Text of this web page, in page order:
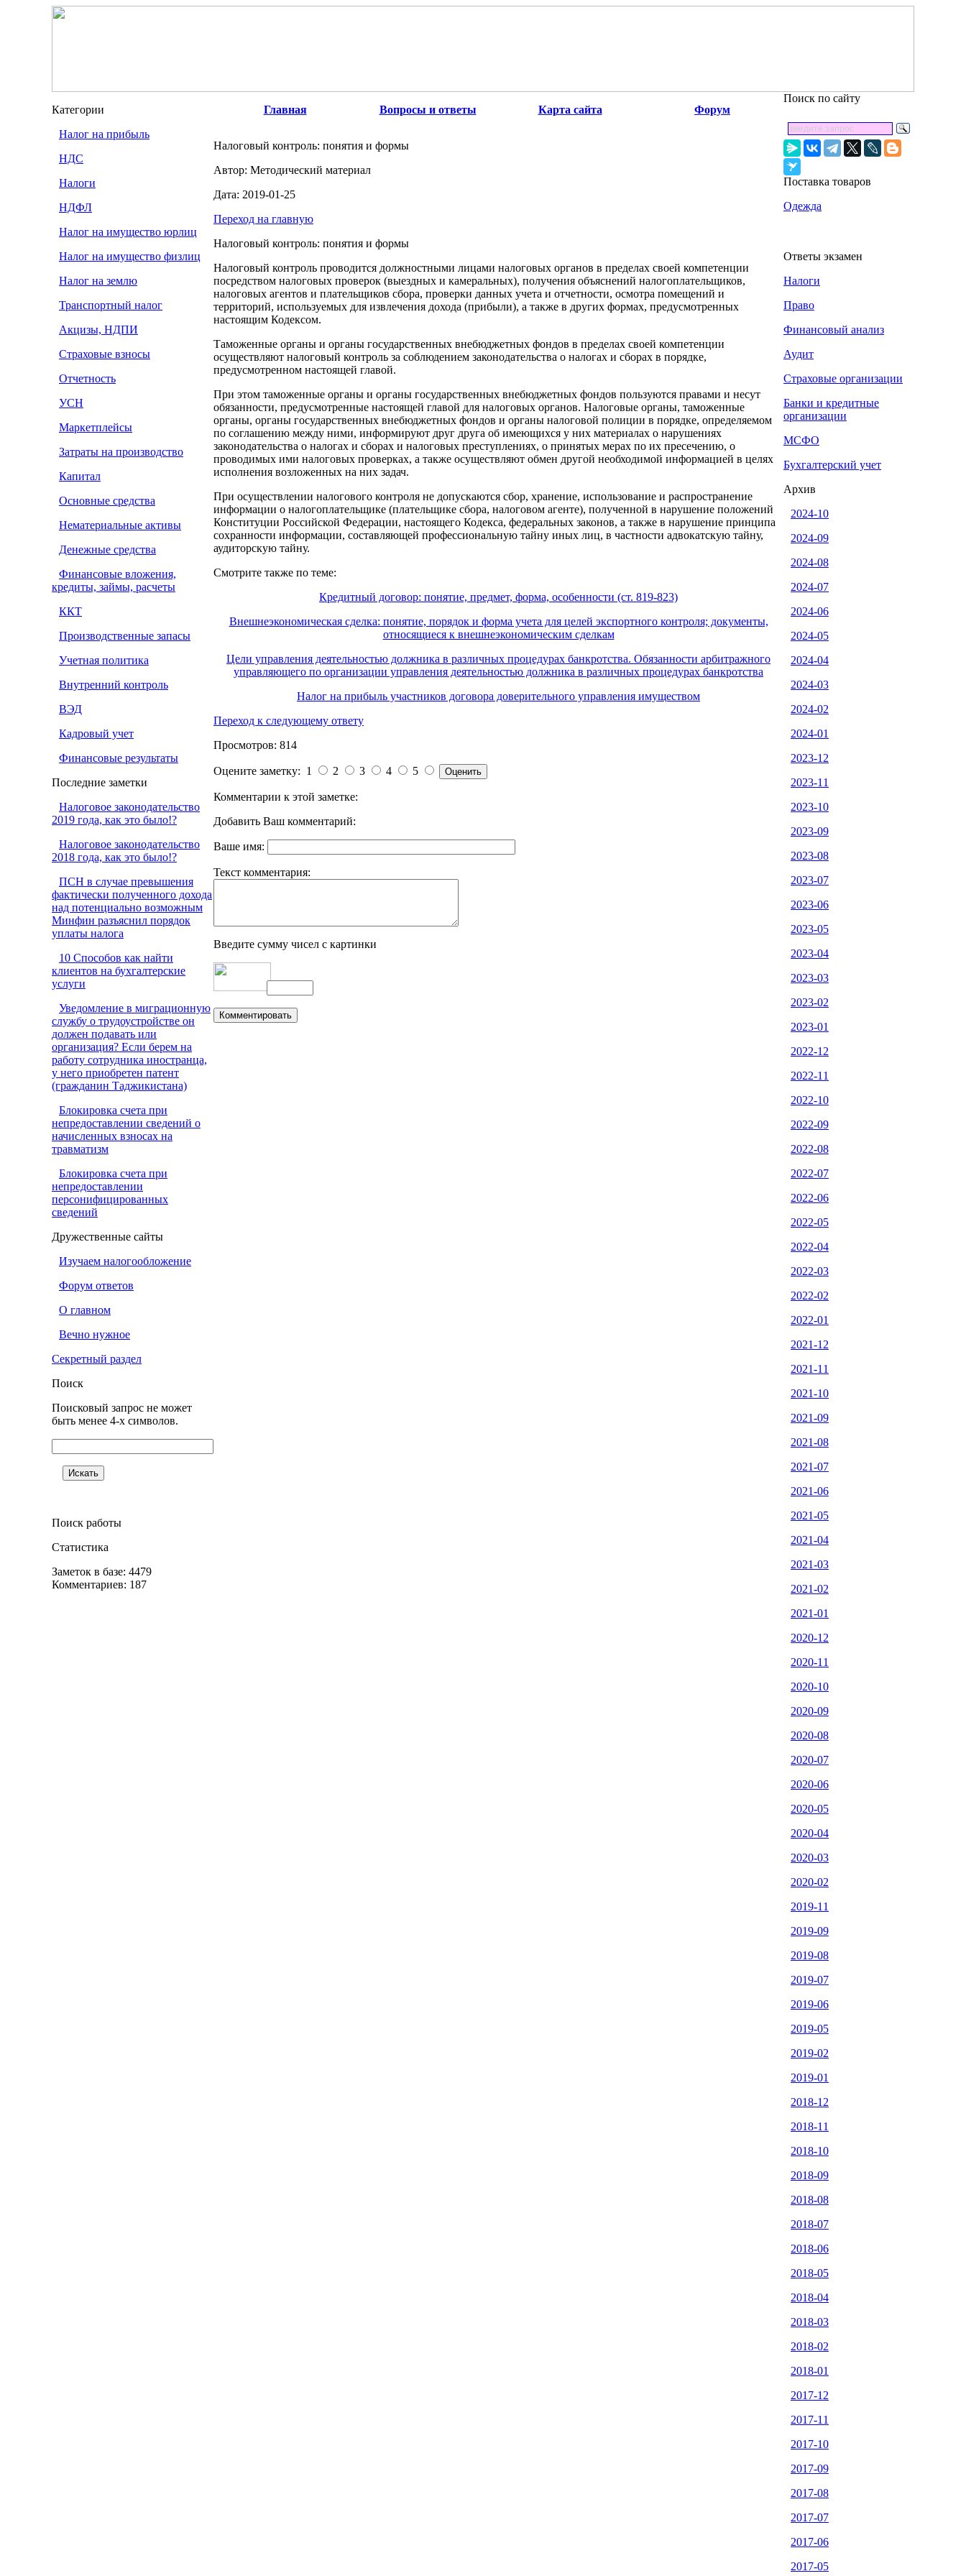
Категории
Налог на прибыль
НДС
Налоги
НДФЛ
Налог на имущество юрлиц
Налог на имущество физлиц
Налог на землю
Транспортный налог
Акцизы, НДПИ
Страховые взносы
Отчетность
УСН
Маркетплейсы
Затраты на производство
Капитал
Основные средства
Нематериальные активы
Денежные средства
Финансовые вложения,
кредиты, займы, расчеты
ККТ
Производственные запасы
Учетная политика
Внутренний контроль
ВЭД
Кадровый учет
Финансовые результаты
Последние заметки
Налоговое законодательство
2019 года, как это было!?
Налоговое законодательство
2018 года, как это было!?
ПСН в случае превышения
фактически полученного дохода
над потенциально возможным
Минфин разъяснил порядок
уплаты налога
10 Способов как найти
клиентов на бухгалтерские
услуги
Уведомление в миграционную
службу о трудоустройстве он
должен подавать или
организация? Если берем на
работу сотрудника иностранца,
у него приобретен патент
(гражданин Таджикистана)
Блокировка счета при
непредоставлении сведений о
начисленных взносах на
травматизм
Блокировка счета при
непредоставлении
персонифицированных
сведений
Дружественные сайты
Изучаем налогообложение
Форум ответов
О главном
Вечно нужное
Секретный раздел
Поиск
Поисковый запрос не может
быть менее 4-х символов.
Поиск работы
Статистика
Заметок в базе: 4479
Комментариев: 187
Главная Вопросы и ответы Карта сайта Форум
Налоговый контроль: понятия и формы
Автор: Методический материал
Дата: 2019-01-25
Переход на главную
Налоговый контроль: понятия и формы
Налоговый контроль проводится должностными лицами налоговых органов в пределах своей компетенции
посредством налоговых проверок (выездных и камеральных), получения объяснений налогоплательщиков,
налоговых агентов и плательщиков сбора, проверки данных учета и отчетности, осмотра помещений и
территорий, используемых для извлечения дохода (прибыли), а также в других формах, предусмотренных
настоящим Кодексом.
Таможенные органы и органы государственных внебюджетных фондов в пределах своей компетенции
осуществляют налоговый контроль за соблюдением законодательства о налогах и сборах в порядке,
предусмотренном настоящей главой.
При этом таможенные органы и органы государственных внебюджетных фондов пользуются правами и несут
обязанности, предусмотренные настоящей главой для налоговых органов. Налоговые органы, таможенные
органы, органы государственных внебюджетных фондов и органы налоговой полиции в порядке, определяемом
по соглашению между ними, информируют друг друга об имеющихся у них материалах о нарушениях
законодательства о налогах и сборах и налоговых преступлениях, о принятых мерах по их пресечению, о
проводимых ими налоговых проверках, а также осуществляют обмен другой необходимой информацией в целях
исполнения возложенных на них задач.
При осуществлении налогового контроля не допускаются сбор, хранение, использование и распространение
информации о налогоплательщике (плательщике сбора, налоговом агенте), полученной в нарушение положений
Конституции Российской Федерации, настоящего Кодекса, федеральных законов, а также в нарушение принципа
сохранности информации, составляющей профессиональную тайну иных лиц, в частности адвокатскую тайну,
аудиторскую тайну.
Смотрите также по теме:
Кредитный договор: понятие, предмет, форма, особенности (ст. 819-823)
Внешнеэкономическая сделка: понятие, порядок и форма учета для целей экспортного контроля; документы,
относящиеся к внешнеэкономическим сделкам
Цели управления деятельностью должника в различных процедурах банкротства. Обязанности арбитражного
управляющего по организации управления деятельностью должника в различных процедурах банкротства
Налог на прибыль участников договора доверительного управления имуществом
Переход к следующему ответу
Просмотров: 814
Оцените заметку: 1 2 3 4 5
Комментарии к этой заметке:
Добавить Ваш комментарий:
Ваше имя:
Текст комментария:
Введите сумму чисел с картинки
Поиск по сайту
Поставка товаров
Одежда
Ответы экзамен
Налоги
Право
Финансовый анализ
Аудит
Страховые организации
Банки и кредитные
организации
МСФО
Бухгалтерский учет
Архив
2024-10
2024-09
2024-08
2024-07
2024-06
2024-05
2024-04
2024-03
2024-02
2024-01
2023-12
2023-11
2023-10
2023-09
2023-08
2023-07
2023-06
2023-05
2023-04
2023-03
2023-02
2023-01
2022-12
2022-11
2022-10
2022-09
2022-08
2022-07
2022-06
2022-05
2022-04
2022-03
2022-02
2022-01
2021-12
2021-11
2021-10
2021-09
2021-08
2021-07
2021-06
2021-05
2021-04
2021-03
2021-02
2021-01
2020-12
2020-11
2020-10
2020-09
2020-08
2020-07
2020-06
2020-05
2020-04
2020-03
2020-02
2019-11
2019-09
2019-08
2019-07
2019-06
2019-05
2019-02
2019-01
2018-12
2018-11
2018-10
2018-09
2018-08
2018-07
2018-06
2018-05
2018-04
2018-03
2018-02
2018-01
2017-12
2017-11
2017-10
2017-09
2017-08
2017-07
2017-06
2017-05